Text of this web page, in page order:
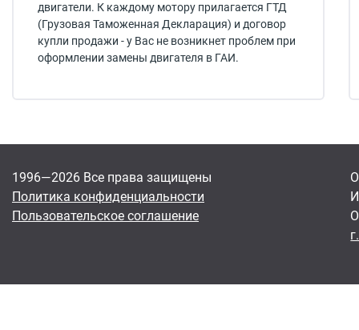
двигатели. К каждому мотору прилагается ГТД
(Грузовая Таможенная Декларация) и договор
купли продажи - у Вас не возникнет проблем при
оформлении замены двигателя в ГАИ.
1996—2026 Все права защищены
Политика конфиденциальности
Пользовательское соглашение